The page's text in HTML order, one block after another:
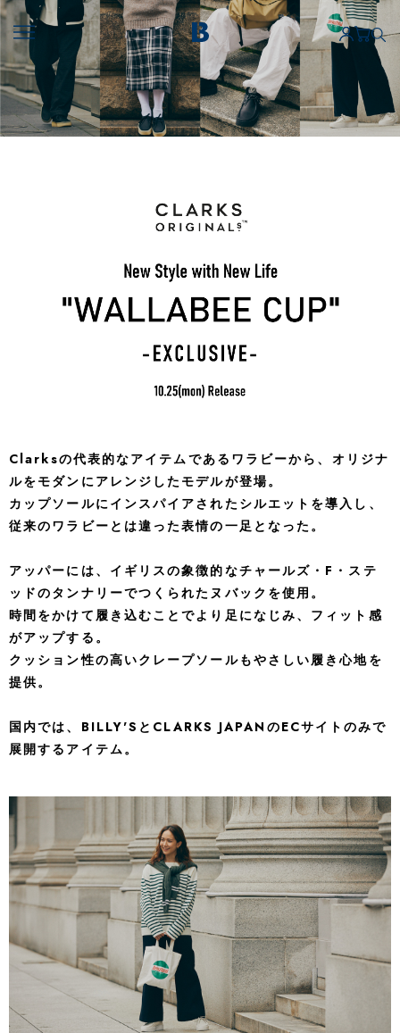
Clarksの代表的なアイテムであるワラビーから、オリジナ
ルをモダンにアレンジしたモデルが登場。
カップソールにインスパイアされたシルエットを導入し、
従来のワラビーとは違った表情の一足となった。
アッパーには、イギリスの象徴的なチャールズ・F・ステ
ッドのタンナリーでつくられたヌバックを使用。
時間をかけて履き込むことでより足になじみ、フィット感
がアップする。
クッション性の高いクレープソールもやさしい履き心地を
提供。
国内では、BILLY'SとCLARKS JAPANのECサイトのみで
展開するアイテム。